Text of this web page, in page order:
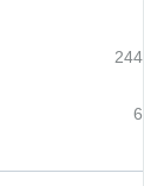
244
6